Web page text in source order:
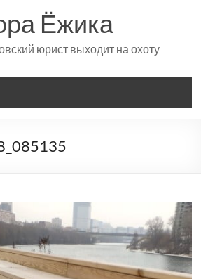
Ёжика
юрист выходит на охоту